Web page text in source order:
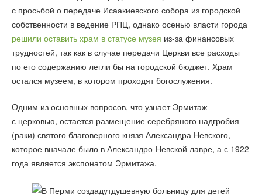
с просьбой о передаче Исаакиевского собора из городской
собственности в ведение РПЦ, однако осенью власти города
решили оставить храм в статусе музея из-за финансовых
трудностей, так как в случае передачи Церкви все расходы
по его содержанию легли бы на городской бюджет. Храм
остался музеем, в котором проходят богослужения.
Одним из основных вопросов, что узнает Эрмитаж
с церковью, остается размещение серебряного надгробия
(раки) святого благоверного князя Александра Невского,
которое вначале было в Александро-Невской лавре, а с 1922
года является экспонатом Эрмитажа.